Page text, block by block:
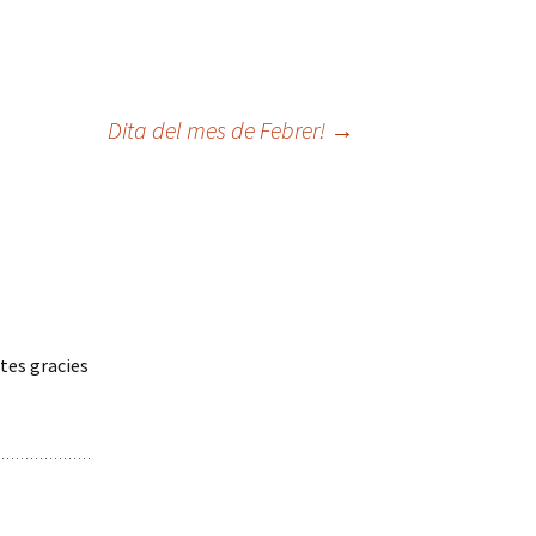
Dita del mes de Febrer! →
gracies